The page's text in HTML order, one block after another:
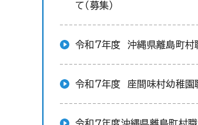
て（募集）
令和7年度 沖縄県離島町村
令和7年度 座間味村幼稚園